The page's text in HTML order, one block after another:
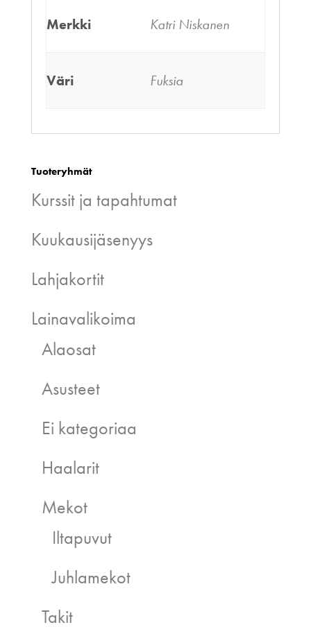
Merkki Katri Niskanen
Väri Fuksia
Tuoteryhmät
Kurssit ja tapahtumat
Kuukausijäsenyys
Lahjakortit
Lainavalikoima
Alaosat
Asusteet
Ei kategoriaa
Haalarit
Mekot
Iltapuvut
Juhlamekot
Takit